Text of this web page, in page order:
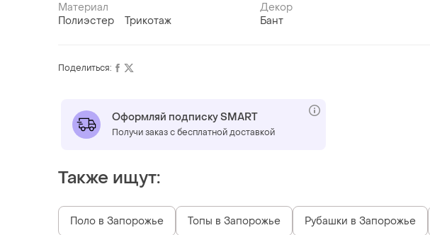
Материал
Полиэстер
Трикотаж
Декор
Бант
Поделиться:
Оформляй подписку SMART
Получи заказ с бесплатной доставкой
Также ищут:
Поло в Запорожье Топы в Запорожье Рубашки в Запорожье